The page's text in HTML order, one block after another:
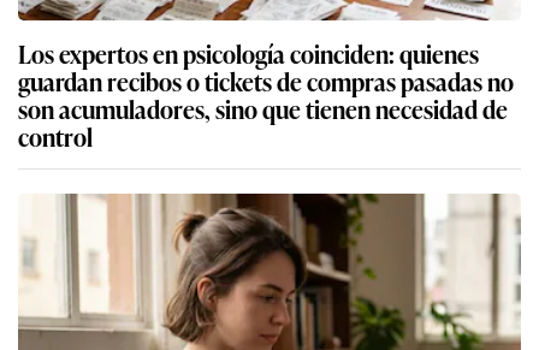
Los expertos en psicología coinciden: quienes
guardan recibos o tickets de compras pasadas no
son acumuladores, sino que tienen necesidad de
control